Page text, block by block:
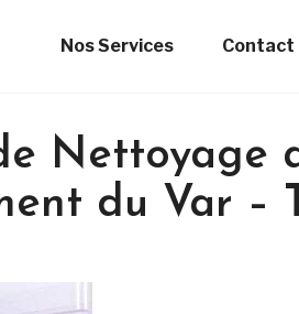
Nos Services Contact
Nettoyage
du Var –